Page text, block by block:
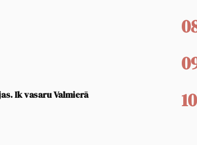
Ik vasaru Valmierā 10